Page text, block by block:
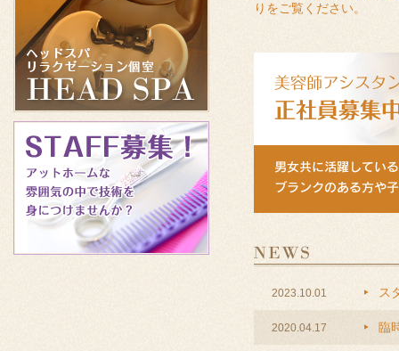
りをご覧ください。
2023.10.01 ス
2020.04.17 臨